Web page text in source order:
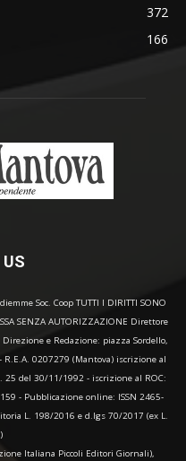
372
166
Soc. Coop TUTTI I DIRITTI SONO
SENZA AUTORIZZAZIONE Direttore
e Redazione: piazza Sordello,
R.E.A. 0207279 (Mantova) iscrizione al
del 30/11/1992 - iscrizione al ROC:
- Pubblicazione online: ISSN 2465-
L. 198/2016 e d.lgs 70/2017 (ex L.
Italiana Piccoli Editori Giornali),